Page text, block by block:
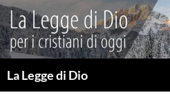
Vai
al
contenuto
La Legge di Dio